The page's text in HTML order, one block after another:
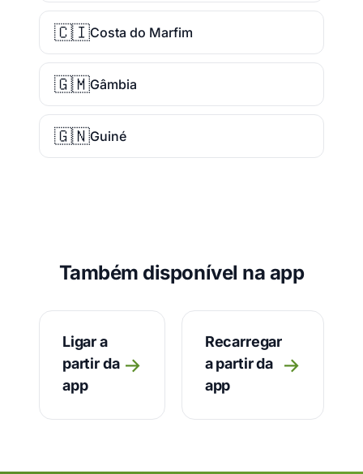
🇨🇮Costa do Marfim
🇬🇲Gâmbia
🇬🇳Guiné
Também disponível na app
Ligar a
partir da
app
→
Recarregar
a partir da
app
→